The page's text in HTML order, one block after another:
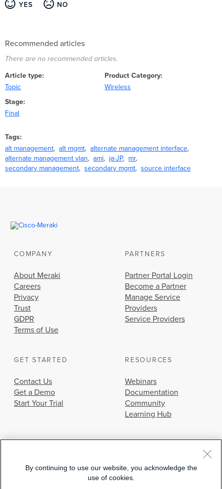
YES NO
Recommended articles
There are no recommended articles.
Article type
Topic
Product Category
Wireless
Stage
Final
Tags
alt management
alt mgmt
alternate management interface
alternate management vlan
ami ja-JP
mr
secondary management
secondary mgmt source interface
COMPANY
About Meraki
Careers
Privacy
Trust
GDPR
Terms of Use
PARTNERS
Partner Portal Login
Become a Partner
Manage Service
Providers
Service Providers
GET STARTED
Contact Us
Get a Demo
Start Your Trial
RESOURCES
Webinars
Documentation
Community
Learning Hub
© 2026 Cisco Systems, Inc.
By continuing to use our website, you acknowledge the
use of cookies.